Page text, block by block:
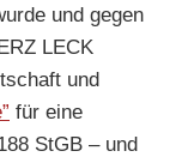
und gegen
LECK
und
für eine
StGB – und